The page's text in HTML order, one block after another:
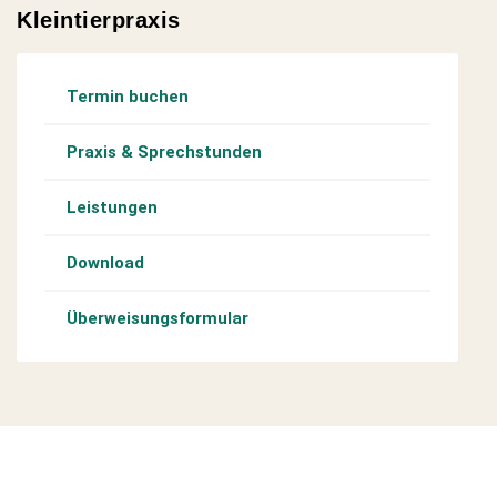
Kleintierpraxis
Termin buchen
Praxis & Sprechstunden
Leistungen
Download
Überweisungsformular